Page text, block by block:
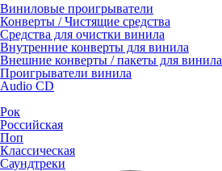
Виниловые проигрыватели
Конверты / Чистящие средства
Средства для очистки винила
Внутренние конверты для винила
Внешние конверты / пакеты для винила
Проигрыватели винила
Audio CD
Рок
Российская
Поп
Классическая
Саундтреки